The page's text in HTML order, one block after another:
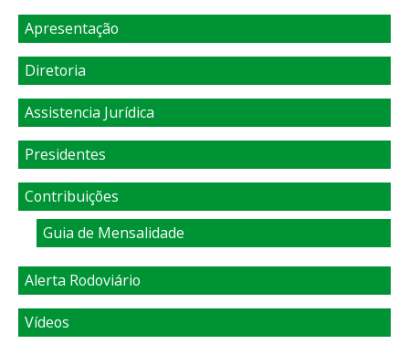
Apresentação
Diretoria
Assistencia Jurídica
Presidentes
Contribuições
Guia de Mensalidade
Alerta Rodoviário
Vídeos